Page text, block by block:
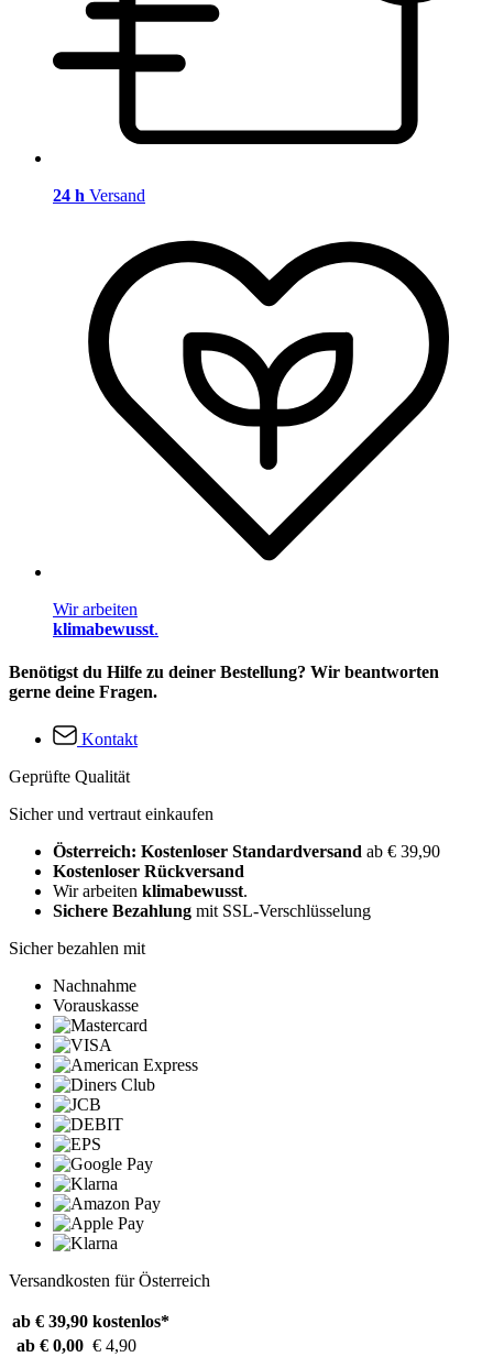
24 h Versand
Wir arbeiten
klimabewusst.
Benötigst du Hilfe zu deiner Bestellung? Wir beantworten
gerne deine Fragen.
Kontakt
Geprüfte Qualität
Sicher und vertraut einkaufen
Österreich: Kostenloser Standardversand ab € 39,90
Kostenloser Rückversand
Wir arbeiten klimabewusst.
Sichere Bezahlung mit SSL-Verschlüsselung
Sicher bezahlen mit
Nachnahme
Vorauskasse
Versandkosten für Österreich
ab € 39,90 kostenlos*
ab € 0,00 € 4,90